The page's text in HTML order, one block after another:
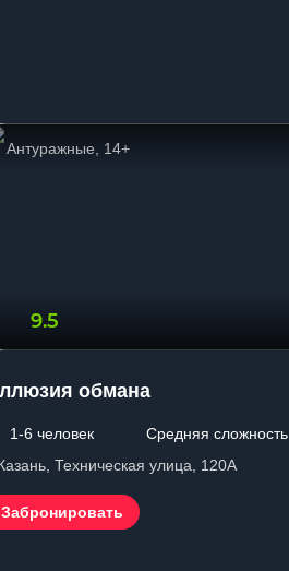
Антуражные, 14+
9.5
обмана
1-6 человек
Средняя сложность
Техническая улица, 120А
Забронировать